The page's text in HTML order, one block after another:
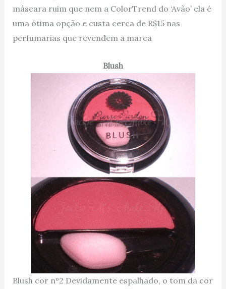
máscara ruim que nem a ColorTrend do ‘Avão’ ela é
uma ótima opção e custa cerca de R$15 nas
perfumarias que revendem a marca
Blush
Blush cor nº2 Devidamente espalhado, o tom da cor